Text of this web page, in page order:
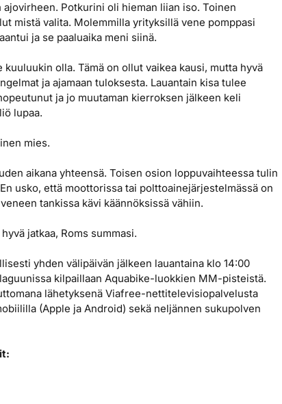
Potkurini oli hieman liian iso. Toinen
mistä valita. Molemmilla yrityksillä vene pomppasi
ja se paaluaika meni siinä.
olla. Tämä on ollut vaikea kausi, mutta hyvä
ja ajamaan tuloksesta. Lauantain kisa tulee
ja jo muutaman kierroksen jälkeen keli
lupaa.
mies.
aikana yhteensä. Toisen osion loppuvaihteessa tulin
usko, että moottorissa tai polttoainejärjestelmässä on
tankissa kävi käännöksissä vähiin.
jatkaa, Roms summasi.
yhden välipäivän jälkeen lauantaina klo 14:00
kilpaillaan Aquabike-luokkien MM-pisteistä.
lähetyksenä Viafree-nettitelevisiopalvelusta
(Apple ja Android) sekä neljännen sukupolven